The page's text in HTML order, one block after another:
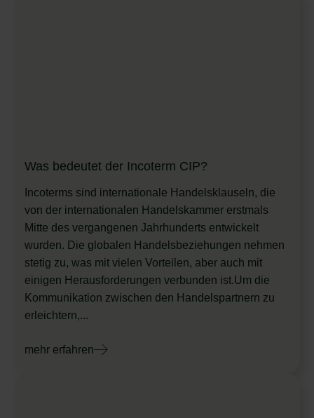
Was bedeutet der Incoterm CIP?
Incoterms sind internationale Handelsklauseln, die
von der internationalen Handelskammer erstmals
Mitte des vergangenen Jahrhunderts entwickelt
wurden. Die globalen Handelsbeziehungen nehmen
stetig zu, was mit vielen Vorteilen, aber auch mit
einigen Herausforderungen verbunden ist.Um die
Kommunikation zwischen den Handelspartnern zu
erleichtern,...
mehr erfahren